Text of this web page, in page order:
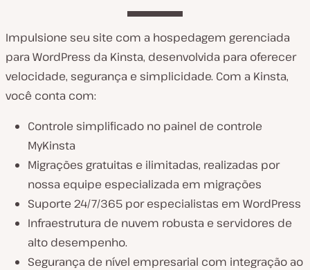
Impulsione seu site com a hospedagem gerenciada
para WordPress da Kinsta, desenvolvida para oferecer
velocidade, segurança e simplicidade. Com a Kinsta,
você conta com:
Controle simplificado no painel de controle
MyKinsta
Migrações gratuitas e ilimitadas, realizadas por
nossa equipe especializada em migrações
Suporte 24/7/365 por especialistas em WordPress
Infraestrutura de nuvem robusta e servidores de
alto desempenho.
Segurança de nível empresarial com integração ao